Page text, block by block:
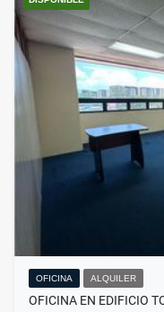
OFICINA ALQUILER
OFICINA EN EDIFICIO